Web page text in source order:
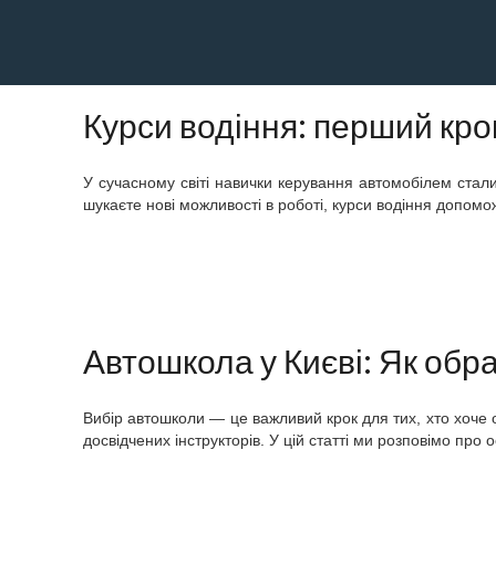
Курси водіння: перший
У сучасному світі навички керування автомобілем
шукаєте нові можливості в роботі, курси водіння
Автошкола у Києві: Як
Вибір автошколи — це важливий крок для тих, хто хоче
досвідчених інструкторів. У цій статті ми розповімо